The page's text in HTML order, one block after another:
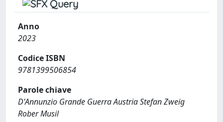
Anno
2023
Codice ISBN
9781399506854
Parole chiave
D'Annunzio Grande Guerra Austria Stefan Zweig
Rober Musil